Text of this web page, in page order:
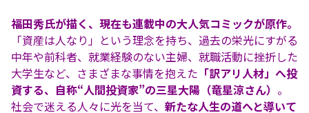
福田秀氏が描く、現在も連載中の大人気コミックが原作。
「資産は人なり」という理念を持ち、過去の栄光にすがる
中年や前科者、就業経験のない主婦、就職活動に挫折した
大学生など、さまざまな事情を抱えた 「訳アリ人材」へ投
資する、自称“人間投資家”の三星大陽（竜星涼さん） 。
社会で迷える人々に光を当て、 新たな人生の道へと導いて